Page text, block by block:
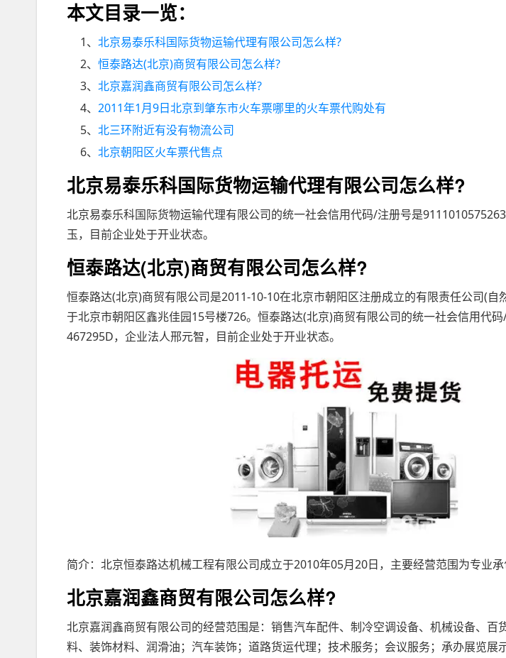
本文目录一览：
1、北京易泰乐科国际货物运输代理有限公司怎么样?
2、恒泰路达(北京)商贸有限公司怎么样?
3、北京嘉润鑫商贸有限公司怎么样?
4、2011年1月9日北京到肇东市火车票哪里的火车票代购处有
5、北三环附近有没有物流公司
6、北京朝阳区火车票代售点
北京易泰乐科国际货物运输代理有限公司怎么样?
北京易泰乐科国际货物运输代理有限公司的统一社会信用代码/注册号是
玉，目前企业处于开业状态。
恒泰路达(北京)商贸有限公司怎么样?
恒泰路达(北京)商贸有限公司是2011-10-10在北京市朝阳区注册成立的有限责任公司(自
于北京市朝阳区鑫兆佳园15号楼726。恒泰路达(北京)商贸有限公司的统一社会信用代
467295D，企业法人邢元智，目前企业处于开业状态。
简介：北京恒泰路达机械工程有限公司成立于2010年05月20日，主要经营范围为专业承
北京嘉润鑫商贸有限公司怎么样?
北京嘉润鑫商贸有限公司的经营范围是：销售汽车配件、制冷空调设备、机械设备、百
料、装饰材料、润滑油；汽车装饰；道路货运代理；技术服务；会议服务；承办展览展